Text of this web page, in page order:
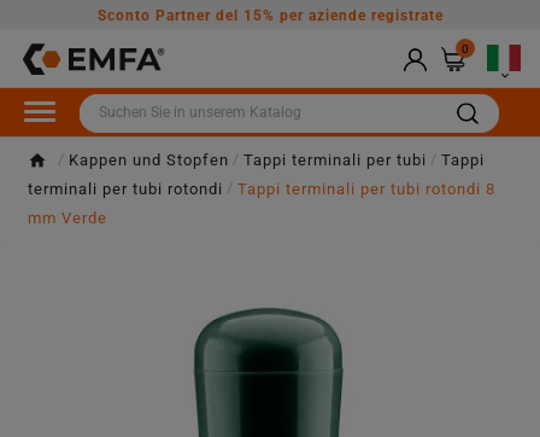
Sconto Partner del 15% per aziende registrate
0

Kappen und Stopfen Tappi terminali per tubi
Tappi
terminali per tubi rotondi
Tappi terminali per tubi rotondi 8
mm Verde